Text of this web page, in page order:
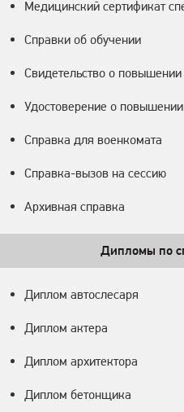
Медицинский сертификат
Справки об обучении
Свидетельство о
Удостоверение о
Справка для военкомата
Справка-вызов на сессию
Архивная справка
Дипломы по
Диплом автослесаря
Диплом актера
Диплом архитектора
Диплом бетонщика